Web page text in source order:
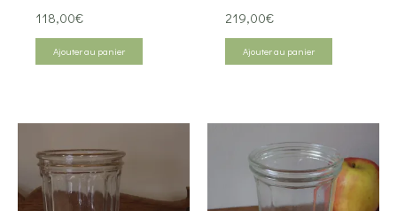
118,00€
Ajouter au panier
219,00€
Ajouter au panier